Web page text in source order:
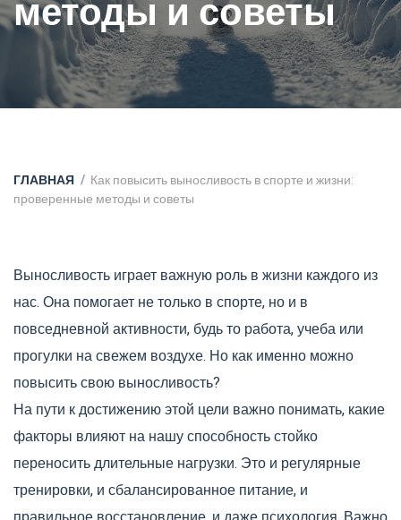
методы и советы
ГЛАВНАЯ
Как повысить выносливость в спорте и жизни:
проверенные методы и советы
Выносливость играет важную роль в жизни каждого из
нас. Она помогает не только в спорте, но и в
повседневной активности, будь то работа, учеба или
прогулки на свежем воздухе. Но как именно можно
повысить свою выносливость?
На пути к достижению этой цели важно понимать, какие
факторы влияют на нашу способность стойко
переносить длительные нагрузки. Это и регулярные
тренировки, и сбалансированное питание, и